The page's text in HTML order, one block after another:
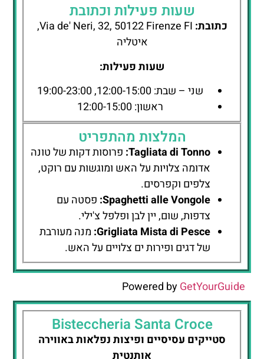
שעות פעילות וכתובת
כתובת:
Via de' Neri, 32, 50122 Firenze FI,
איטליה
שעות פעילות:
שני – שבת: 12:00-15:00, 19:00-23:00
ראשון: 12:00-15:00
המלצות מהתפריט
Tagliata di Tonno: פרוסות דקות של טונה
אדומה צלויות על האש ומוגשות עם רוקט,
צלפים וקפרסים.
Spaghetti alle Vongole: פסטה עם
צדפות, שום, יין לבן ופלפל צ'ילי.
Grigliata Mista di Pesce: מנה מעורבת
של דגים ופירות ים צלויים על האש.
Powered byGetYourGuide
Bisteccheria Santa Croce
סטייקים עסיסיים ופיצות נפלאות באווירה